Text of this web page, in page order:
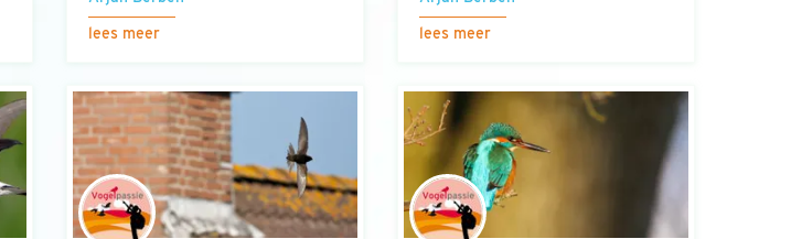
lees meer lees meer